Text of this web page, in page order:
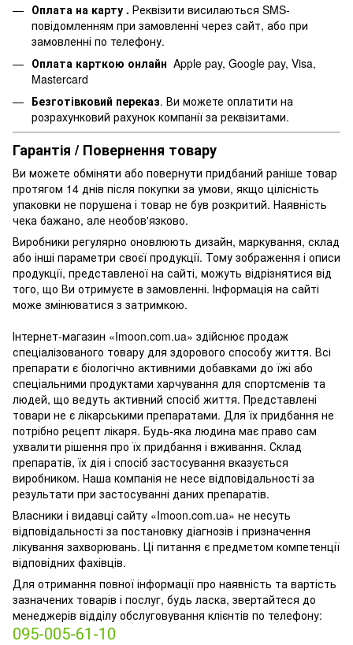
Оплата на карту . Реквізити висилаються SMS-
повідомленням при замовленні через сайт, або при
замовленні по телефону.
Оплата карткою онлайн Apple pay, Google pay, Visa,
Mastercard
Безготівковий переказ. Ви можете оплатити на
розрахунковий рахунок компанії за реквізитами.
Гарантія / Повернення товару
Ви можете обміняти або повернути придбаний раніше товар
протягом 14 днів після покупки за умови, якщо цілісність
упаковки не порушена і товар не був розкритий. Наявність
чека бажано, але необов'язково.
Виробники регулярно оновлюють дизайн, маркування, склад
або інші параметри своєї продукції. Тому зображення і описи
продукції, представленої на сайті, можуть відрізнятися від
того, що Ви отримуєте в замовленні. Інформація на сайті
може змінюватися з затримкою.
Інтернет-магазин «Imoon.com.ua» здійснює продаж
спеціалізованого товару для здорового способу життя. Всі
препарати є біологічно активними добавками до їжі або
спеціальними продуктами харчування для спортсменів та
людей, що ведуть активний спосіб життя. Представлені
товари не є лікарськими препаратами. Для їх придбання не
потрібно рецепт лікаря. Будь-яка людина має право сам
ухвалити рішення про їх придбання і вживання. Склад
препаратів, їх дія і спосіб застосування вказується
виробником. Наша компанія не несе відповідальності за
результати при застосуванні даних препаратів.
Власники і видавці сайту «Imoon.com.ua» не несуть
відповідальності за постановку діагнозів і призначення
лікування захворювань. Ці питання є предметом компетенції
відповідних фахівців.
Для отримання повної інформації про наявність та вартість
зазначених товарів і послуг, будь ласка, звертайтеся до
менеджерів відділу обслуговування клієнтів по телефону:
095-005-61-10